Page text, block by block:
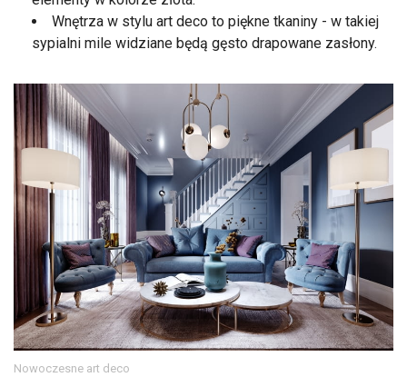
Wnętrza w stylu art deco to piękne tkaniny - w takiej
sypialni mile widziane będą gęsto drapowane zasłony.
Nowoczesne art deco